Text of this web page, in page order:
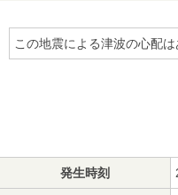
この地震による津波の心配は
発生時刻